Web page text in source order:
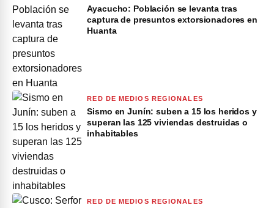
Ayacucho: Población se levanta tras
captura de presuntos extorsionadores en
Huanta
RED DE MEDIOS REGIONALES
Sismo en Junín: suben a 15 los heridos y
superan las 125 viviendas destruidas o
inhabitables
RED DE MEDIOS REGIONALES